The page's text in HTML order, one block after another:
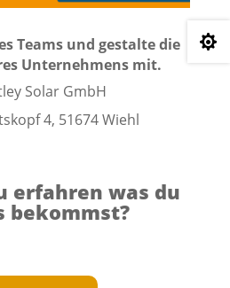
Teams und gestalte die
Unternehmens mit.
Solar GmbH
4, 51674 Wiehl
erfahren was du
bekommst?
